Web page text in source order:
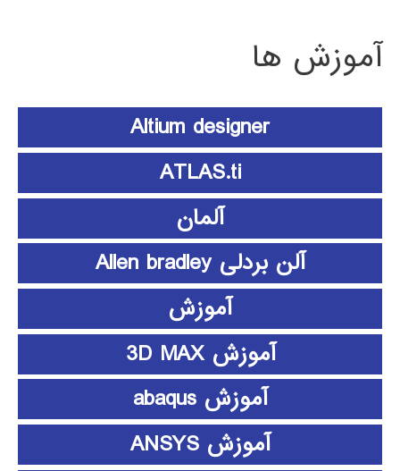
آموزش ها
Altium designer
ATLAS.ti
آلمان
آلن بردلی Allen bradley
آموزش
آموزش 3D MAX
آموزش abaqus
آموزش ANSYS